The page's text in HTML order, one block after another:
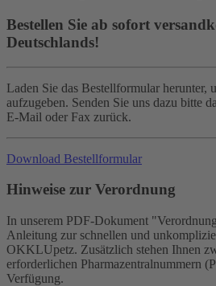
Bestellen Sie ab sofort
Deutschlands!
Laden Sie das Bestellformular herunter,
aufzugeben. Senden Sie uns dazu bitte
E-Mail oder Fax zurück.
Download Bestellformular
Hinweise zur Verordnung
In unserem PDF-Dokument
Anleitung zur schnellen und
OKKLUpetz. Zusätzlich stehen Ihnen
erforderlichen Pharmazentralnummern
Verfügung.